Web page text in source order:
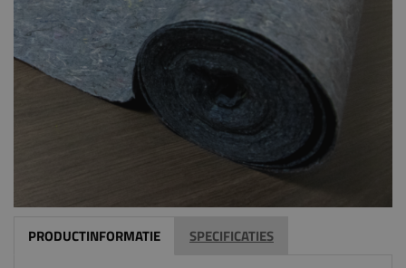
PRODUCTINFORMATIE SPECIFICATIES